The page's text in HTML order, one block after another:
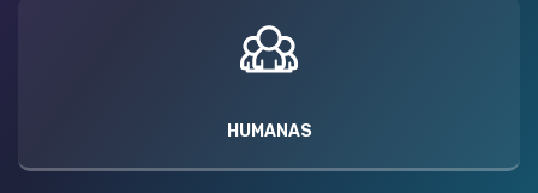
HUMANAS